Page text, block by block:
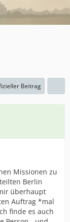
Beitrag
Missionen zu
Berlin
überhaupt
Auftrag *mal
finde es auch